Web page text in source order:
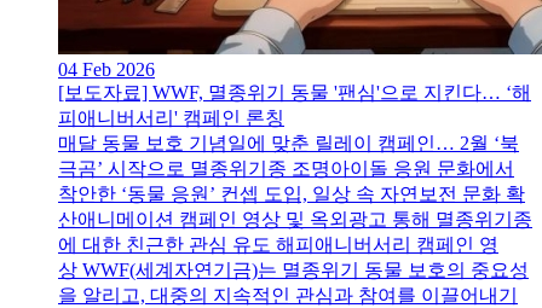
04 Feb 2026
[보도자료] WWF, 멸종위기 동물 '팬심'으로 지킨다… ‘해
피애니버서리' 캠페인 론칭
매달 동물 보호 기념일에 맞춘 릴레이 캠페인… 2월 ‘북
극곰’ 시작으로 멸종위기종 조명아이돌 응원 문화에서
착안한 ‘동물 응원’ 컨셉 도입, 일상 속 자연보전 문화 확
산애니메이션 캠페인 영상 및 옥외광고 통해 멸종위기종
에 대한 친근한 관심 유도 해피애니버서리 캠페인 영
상 WWF(세계자연기금)는 멸종위기 동물 보호의 중요성
을 알리고, 대중의 지속적인 관심과 참여를 이끌어내기